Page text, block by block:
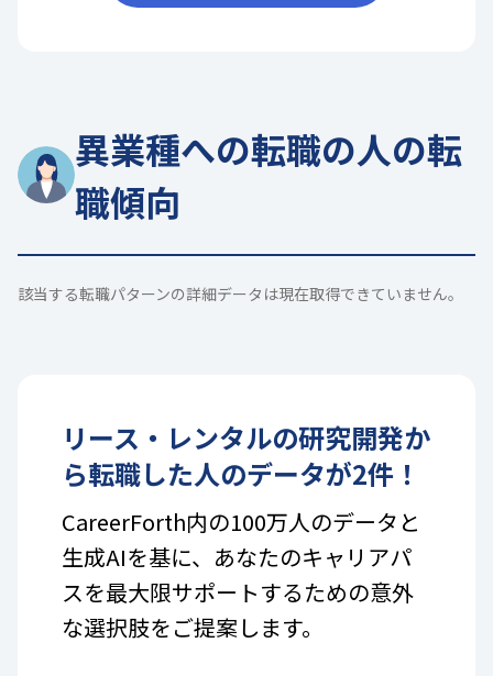
異業種への転職の人の転
職傾向
該当する転職パターンの詳細データは現在取得できていません。
リース・レンタルの研究開発か
ら転職した人のデータが2件！
CareerForth内の100万人のデータと
生成AIを基に、あなたのキャリアパ
スを最大限サポートするための意外
な選択肢をご提案します。